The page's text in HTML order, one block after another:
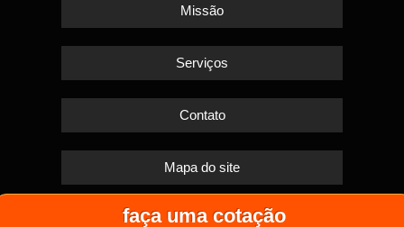
faça uma cotação
Missão
Serviços
Contato
Mapa do site